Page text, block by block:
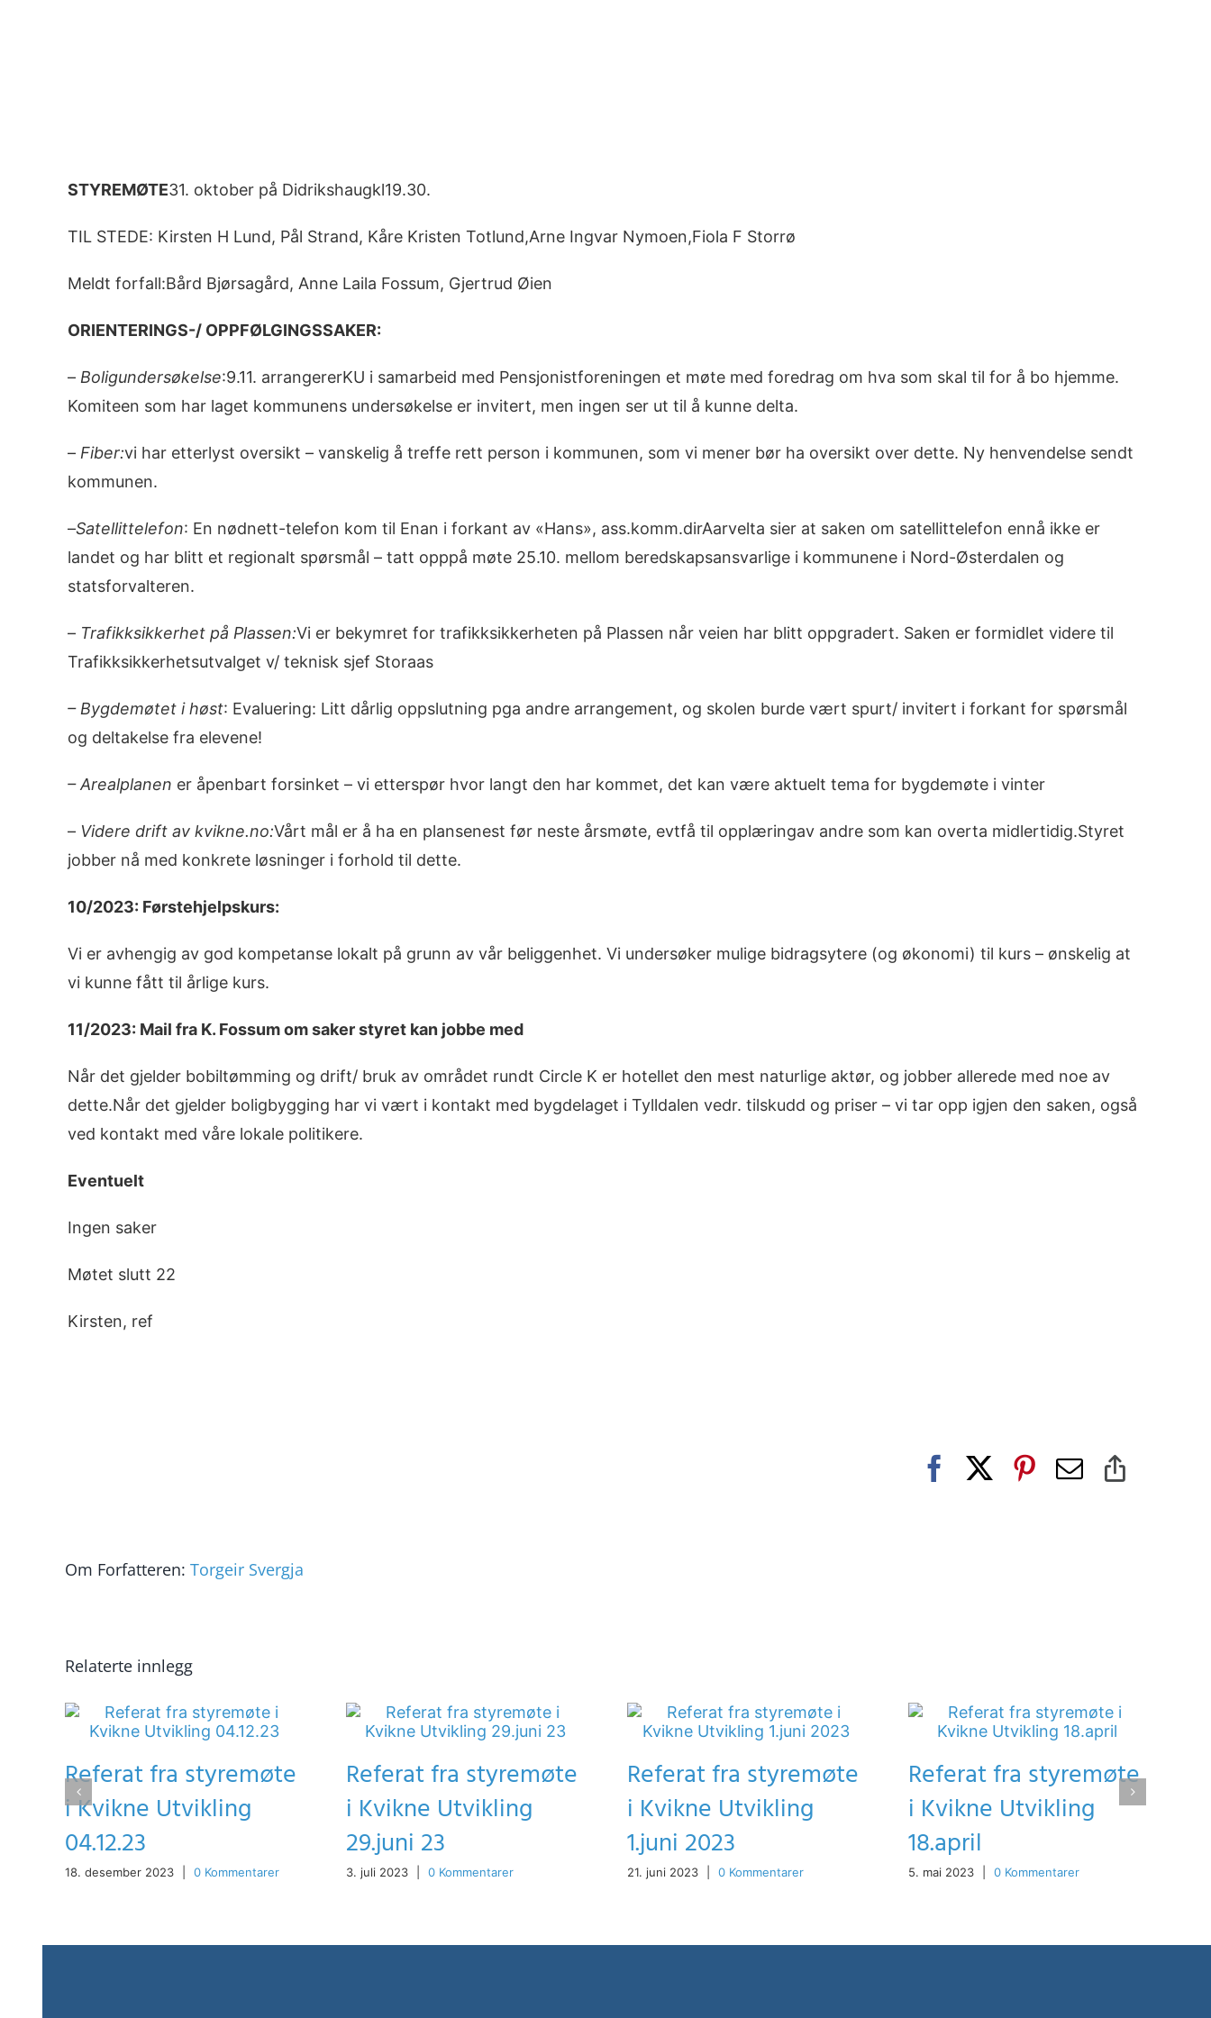
STYREMØTE31. oktober på Didrikshaugkl19.30.
TIL STEDE: Kirsten H Lund, Pål Strand, Kåre Kristen Totlund,Arne Ingvar Nymoen,Fiola F Storrø
Meldt forfall:Bård Bjørsagård, Anne Laila Fossum, Gjertrud Øien
ORIENTERINGS-/ OPPFØLGINGSSAKER:
– Boligundersøkelse:9.11. arrangererKU i samarbeid med Pensjonistforeningen et møte med foredrag om hva som skal til for å bo hjemme.
Komiteen som har laget kommunens undersøkelse er invitert, men ingen ser ut til å kunne delta.
– Fiber:vi har etterlyst oversikt – vanskelig å treffe rett person i kommunen, som vi mener bør ha oversikt over dette. Ny henvendelse sendt
kommunen.
–Satellittelefon: En nødnett-telefon kom til Enan i forkant av «Hans», ass.komm.dirAarvelta sier at saken om satellittelefon ennå ikke er
landet og har blitt et regionalt spørsmål – tatt opppå møte 25.10. mellom beredskapsansvarlige i kommunene i Nord-Østerdalen og
statsforvalteren.
– Trafikksikkerhet på Plassen:Vi er bekymret for trafikksikkerheten på Plassen når veien har blitt oppgradert. Saken er formidlet videre til
Trafikksikkerhetsutvalget v/ teknisk sjef Storaas
– Bygdemøtet i høst: Evaluering: Litt dårlig oppslutning pga andre arrangement, og skolen burde vært spurt/ invitert i forkant for spørsmål
og deltakelse fra elevene!
– Arealplanen er åpenbart forsinket – vi etterspør hvor langt den har kommet, det kan være aktuelt tema for bygdemøte i vinter
– Videre drift av kvikne.no:Vårt mål er å ha en plansenest før neste årsmøte, evtfå til opplæringav andre som kan overta midlertidig.Styret
jobber nå med konkrete løsninger i forhold til dette.
10/2023: Førstehjelpskurs:
Vi er avhengig av god kompetanse lokalt på grunn av vår beliggenhet. Vi undersøker mulige bidragsytere (og økonomi) til kurs – ønskelig at
vi kunne fått til årlige kurs.
11/2023: Mail fra K. Fossum om saker styret kan jobbe med
Når det gjelder bobiltømming og drift/ bruk av området rundt Circle K er hotellet den mest naturlige aktør, og jobber allerede med noe av
dette.Når det gjelder boligbygging har vi vært i kontakt med bygdelaget i Tylldalen vedr. tilskudd og priser – vi tar opp igjen den saken, også
ved kontakt med våre lokale politikere.
Eventuelt
Ingen saker
Møtet slutt 22
Kirsten, ref
Facebook Pinterest
E-
Om Forfatteren: Torgeir Svergja
Relaterte innlegg
Referat fra styremøte
i Kvikne Utvikling
04.12.23
18. desember 2023 0 Kommentarer
Referat fra styremøte
i Kvikne Utvikling
29.juni 23
3. juli 2023 0 Kommentarer
Referat fra styremøte
i Kvikne Utvikling
1.juni 2023
21. juni 2023 0 Kommentarer
Referat fra styremøte
i Kvikne Utvikling
18.april
5. mai 2023 0 Kommentarer